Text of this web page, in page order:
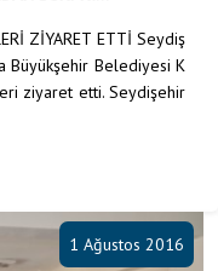
ZİYARET ETTİ Seydiş
Büyükşehir Belediyesi K
ziyaret etti. Seydişehir
1 Ağustos 2016